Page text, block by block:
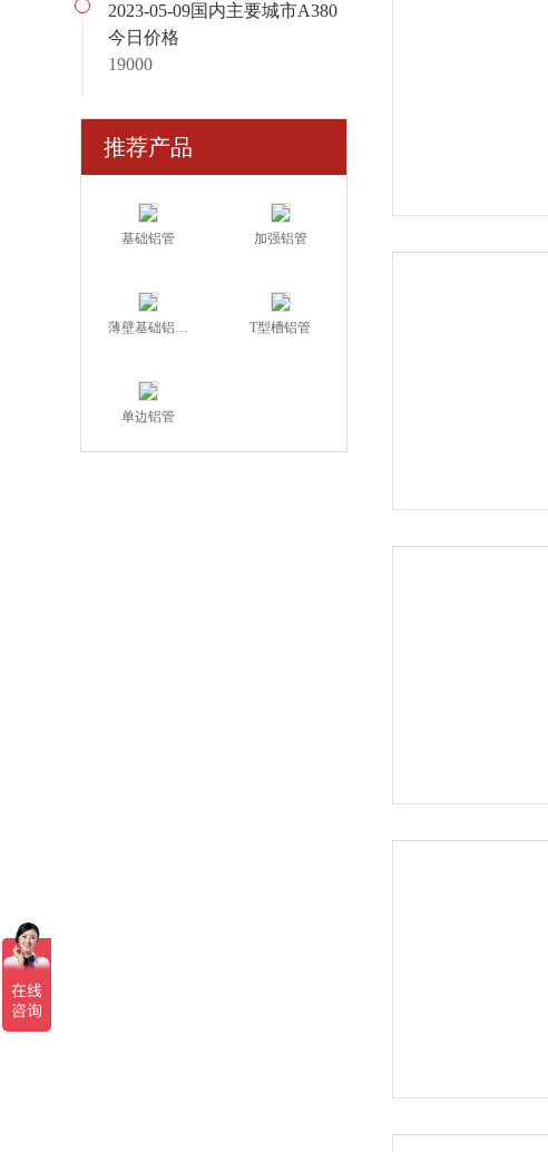
2023-05-09国内主要城市A380
今日价格
19000
推荐产品
基础铝管 加强铝管
薄壁基础铝… T型槽铝管
单边铝管